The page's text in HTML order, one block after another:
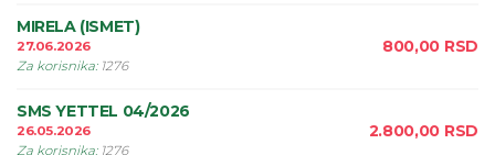
MIRELA (ISMET)
27.06.2026
Za korisnika: 1276
800,00 RSD
SMS YETTEL 04/2026
26.05.2026
Za korisnika: 1276
2.800,00 RSD